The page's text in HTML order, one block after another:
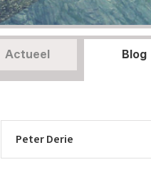
Actueel Blog